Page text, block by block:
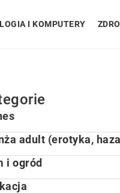
I KOMPUTERY
adult (erotyka,
i ogród